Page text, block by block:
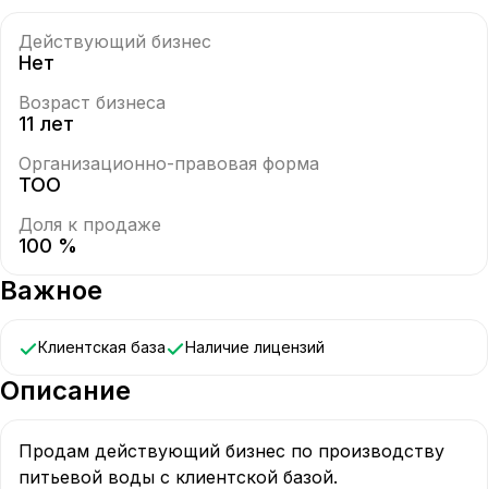
Действующий бизнес
Нет
Возраст бизнеса
11 лет
Организационно-правовая форма
ТОО
Доля к продаже
100 %
Важное
Клиентская база Наличие лицензий
Описание
Продам действующий бизнес по производству
питьевой воды с клиентской базой.